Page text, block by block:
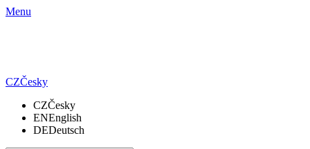
Menu
CZČesky
CZČesky
ENEnglish
DEDeutsch